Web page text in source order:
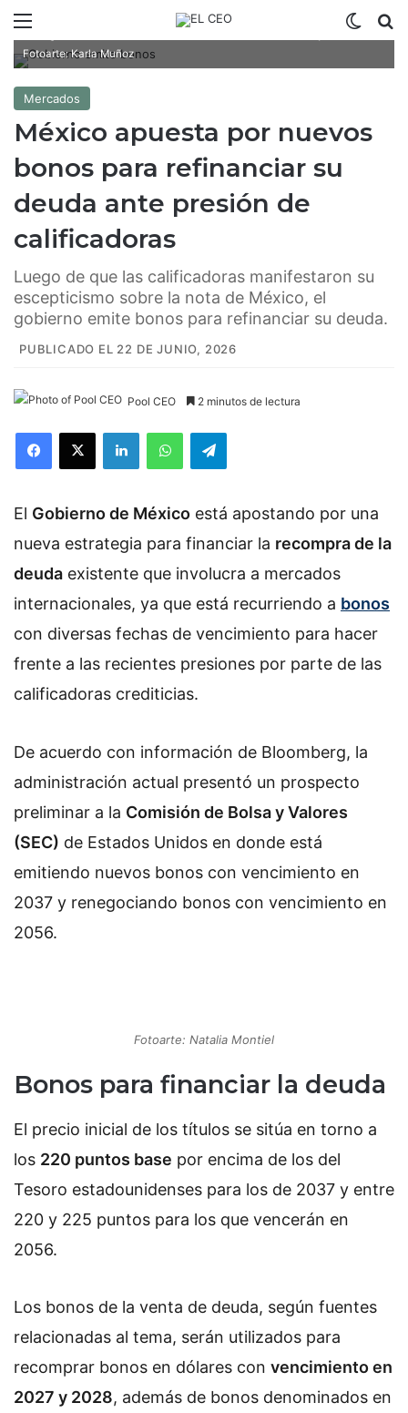
Fotoarte: Karla Muñoz
Mercados
México apuesta por nuevos
bonos para refinanciar su
deuda ante presión de
calificadoras
Luego de que las calificadoras manifestaron su
escepticismo sobre la nota de México, el
gobierno emite bonos para refinanciar su deuda.
PUBLICADO EL 22 DE JUNIO, 2026
Pool CEO 2 minutos de lectura
El Gobierno de México está apostando por una
nueva estrategia para financiar la recompra de la
deuda existente que involucra a mercados
internacionales, ya que está recurriendo a bonos
con diversas fechas de vencimiento para hacer
frente a las recientes presiones por parte de las
calificadoras crediticias.
De acuerdo con información de Bloomberg, la
administración actual presentó un prospecto
preliminar a la Comisión de Bolsa y Valores
(SEC) de Estados Unidos en donde está
emitiendo nuevos bonos con vencimiento en
2037 y renegociando bonos con vencimiento en
2056.
Fotoarte: Natalia Montiel
Bonos para financiar la deuda
El precio inicial de los títulos se sitúa en torno a
los 220 puntos base por encima de los del
Tesoro estadounidenses para los de 2037 y entre
220 y 225 puntos para los que vencerán en
2056.
Los bonos de la venta de deuda, según fuentes
relacionadas al tema, serán utilizados para
recomprar bonos en dólares con vencimiento en
2027 y 2028, además de bonos denominados en